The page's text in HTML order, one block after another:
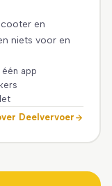
en
niets voor en
app
Deelvervoer